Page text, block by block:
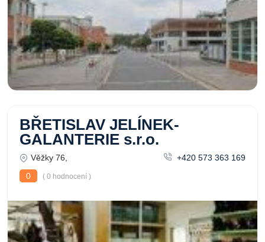
BŘETISLAV JELÍNEK-
GALANTERIE s.r.o.
Věžky 76,
+420 573 363 169
0
( 0 hodnocení )